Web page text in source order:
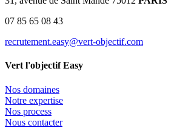
07 85 65 08 43
recrutement.easy@vert-objectif.com
Vert l'objectif Easy
Nos domaines
Notre expertise
Nos process
Nous contacter